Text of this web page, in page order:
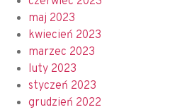
maj 2023
kwiecień 2023
marzec 2023
luty 2023
styczeń 2023
grudzień 2022